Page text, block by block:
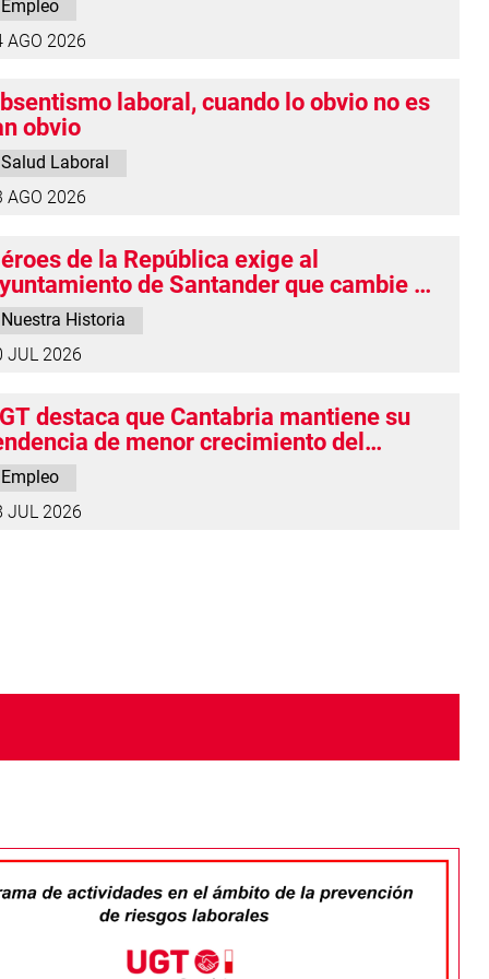
Empleo
AGO 2026
laboral, cuando lo obvio no es
obvio
Salud Laboral
AGO 2026
de la República exige al
de Santander que cambie el
de la calle Tomás Soto Pidal
Nuestra Historia
JUL 2026
destaca que Cantabria mantiene su
de menor crecimiento del
y exclusivamente temporal
Empleo
JUL 2026